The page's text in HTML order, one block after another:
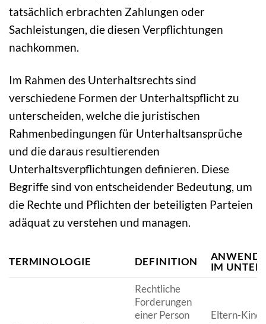
tatsächlich erbrachten Zahlungen oder
Sachleistungen, die diesen Verpflichtungen
nachkommen.
Im Rahmen des Unterhaltsrechts sind
verschiedene Formen der Unterhaltspflicht zu
unterscheiden, welche die juristischen
Rahmenbedingungen für Unterhaltsansprüche
und die daraus resultierenden
Unterhaltsverpflichtungen definieren. Diese
Begriffe sind von entscheidender Bedeutung, um
die Rechte und Pflichten der beteiligten Parteien
adäquat zu verstehen und managen.
TERMINOLOGIE DEFINITION
IM
Rechtliche
Forderungen
einer Person
Eltern-